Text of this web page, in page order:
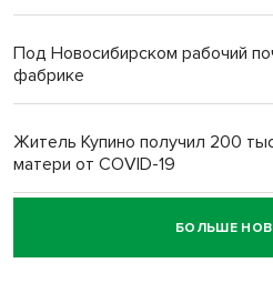
Под Новосибирском рабочий
фабрике
Житель Купино получил 200
матери от COVID-19
Новосибирский суд наказал
пенсионерки на вокзале
БОЛЬШЕ